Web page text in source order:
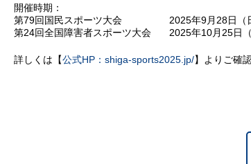
開催時期：
第79回国民スポーツ大会
2025年9月28日（
第24回全国障害者スポーツ大会
2025年10月25日
詳しくは【公式HP：shiga-sports2025.jp/】よりご確